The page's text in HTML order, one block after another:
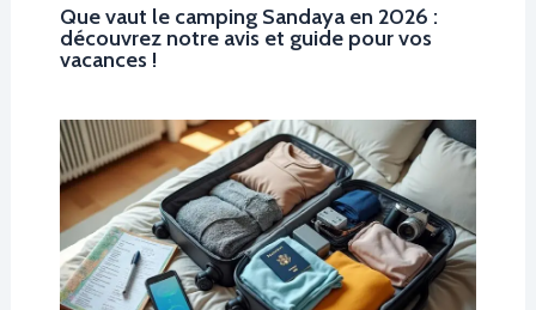
Que vaut le camping Sandaya en 2026 :
découvrez notre avis et guide pour vos
vacances !